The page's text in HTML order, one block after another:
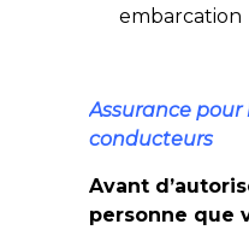
embarcation
Assurance pour
conducteurs
Avant
personne que